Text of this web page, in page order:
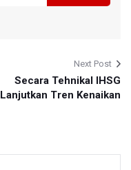
Next Post
Secara Tehnikal IHSG
Lanjutkan Tren Kenaikan